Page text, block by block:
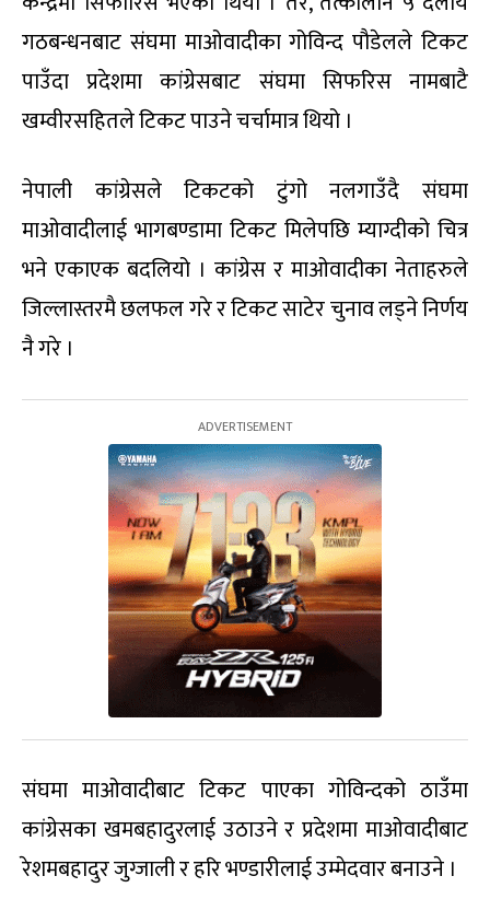
गठबन्धनबाट संघमा माओवादीका गोविन्द पौडेलले टिकट
पाउँदा प्रदेशमा कांग्रेसबाट संघमा सिफरिस नामबाटै
खम्वीरसहितले टिकट पाउने चर्चामात्र थियो ।
नेपाली कांग्रेसले टिकटको टुंगो नलगाउँदै संघमा
माओवादीलाई भागबण्डामा टिकट मिलेपछि म्याग्दीको चित्र
भने एकाएक बदलियो । कांग्रेस र माओवादीका नेताहरुले
जिल्लास्तरमै छलफल गरे र टिकट साटेर चुनाव लड्ने निर्णय
नै गरे ।
संघमा माओवादीबाट टिकट पाएका गोविन्दको ठाउँमा
कांग्रेसका खमबहादुरलाई उठाउने र प्रदेशमा माओवादीबाट
रेशमबहादुर जुग्जाली र हरि भण्डारीलाई उम्मेदवार बनाउने ।